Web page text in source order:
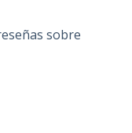
sobre